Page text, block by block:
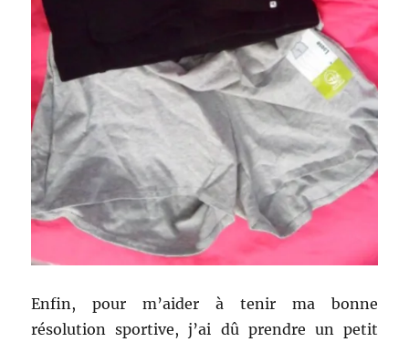
Enfin, pour m’aider à tenir ma bonne
résolution sportive, j’ai dû prendre un petit